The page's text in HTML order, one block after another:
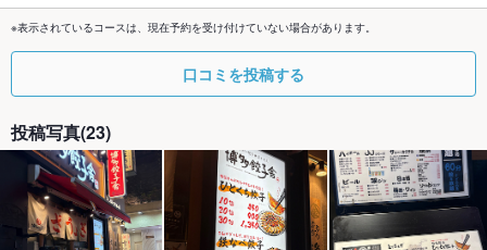
※表示されているコースは、現在予約を受け付けていない場合があります。
口コミを投稿する
投稿写真(23)